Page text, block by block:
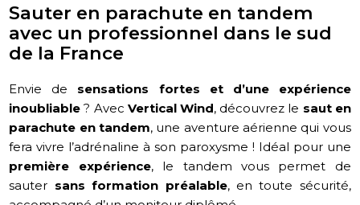
Sauter en parachute en tandem
avec un professionnel dans le sud
de la France
Envie de sensations fortes et d’une expérience
inoubliable ? Avec Vertical Wind, découvrez le saut en
parachute en tandem, une aventure aérienne qui vous
fera vivre l’adrénaline à son paroxysme ! Idéal pour une
première expérience, le tandem vous permet de
sauter sans formation préalable, en toute sécurité,